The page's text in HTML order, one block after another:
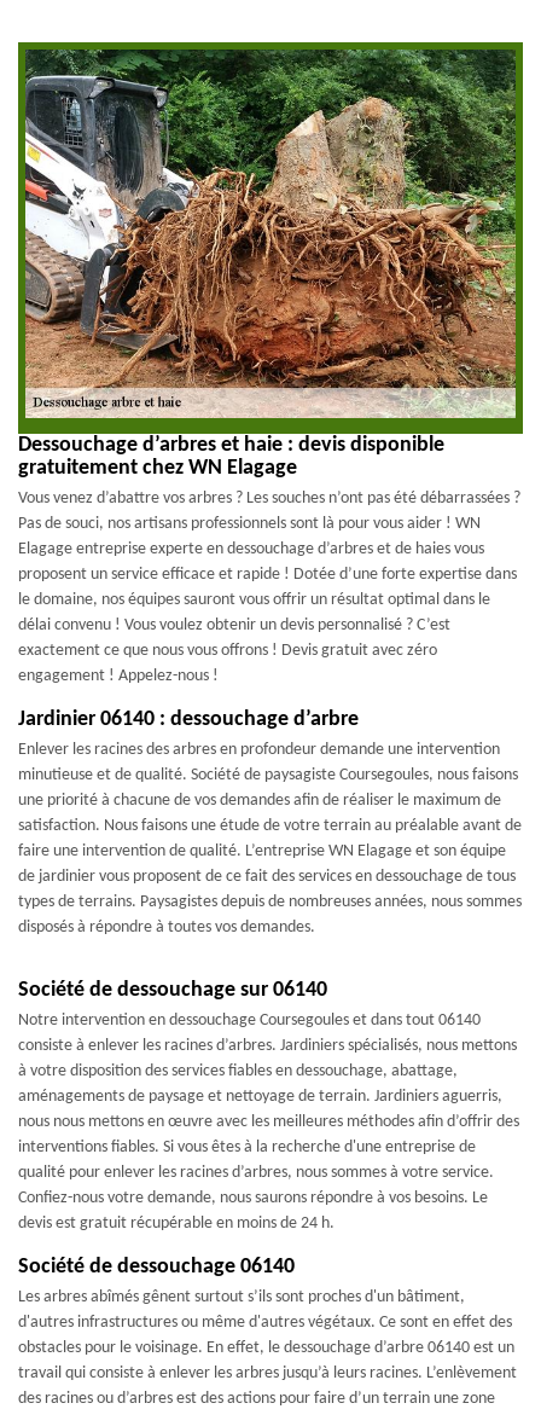
Dessouchage d’arbres et haie : devis disponible
gratuitement chez WN Elagage
Vous venez d’abattre vos arbres ? Les souches n’ont pas été débarrassées ?
Pas de souci, nos artisans professionnels sont là pour vous aider ! WN
Elagage entreprise experte en dessouchage d’arbres et de haies vous
proposent un service efficace et rapide ! Dotée d’une forte expertise dans
le domaine, nos équipes sauront vous offrir un résultat optimal dans le
délai convenu ! Vous voulez obtenir un devis personnalisé ? C’est
exactement ce que nous vous offrons ! Devis gratuit avec zéro
engagement ! Appelez-nous !
Jardinier 06140 : dessouchage d’arbre
Enlever les racines des arbres en profondeur demande une intervention
minutieuse et de qualité. Société de paysagiste Coursegoules, nous faisons
une priorité à chacune de vos demandes afin de réaliser le maximum de
satisfaction. Nous faisons une étude de votre terrain au préalable avant de
faire une intervention de qualité. L’entreprise WN Elagage et son équipe
de jardinier vous proposent de ce fait des services en dessouchage de tous
types de terrains. Paysagistes depuis de nombreuses années, nous sommes
disposés à répondre à toutes vos demandes.
Société de dessouchage sur 06140
Notre intervention en dessouchage Coursegoules et dans tout 06140
consiste à enlever les racines d’arbres. Jardiniers spécialisés, nous mettons
à votre disposition des services fiables en dessouchage, abattage,
aménagements de paysage et nettoyage de terrain. Jardiniers aguerris,
nous nous mettons en œuvre avec les meilleures méthodes afin d’offrir des
interventions fiables. Si vous êtes à la recherche d'une entreprise de
qualité pour enlever les racines d’arbres, nous sommes à votre service.
Confiez-nous votre demande, nous saurons répondre à vos besoins. Le
devis est gratuit récupérable en moins de 24 h.
Société de dessouchage 06140
Les arbres abîmés gênent surtout s’ils sont proches d'un bâtiment,
d'autres infrastructures ou même d'autres végétaux. Ce sont en effet des
obstacles pour le voisinage. En effet, le dessouchage d’arbre 06140 est un
travail qui consiste à enlever les arbres jusqu’à leurs racines. L’enlèvement
des racines ou d’arbres est des actions pour faire d’un terrain une zone